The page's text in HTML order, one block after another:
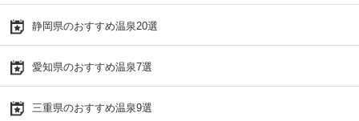
静岡県のおすすめ温泉20選
愛知県のおすすめ温泉7選
三重県のおすすめ温泉9選